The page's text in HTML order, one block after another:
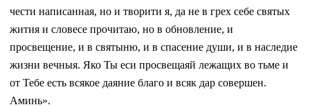
чести написанная, но и творити я, да не в грех себе святых
жития и словесе прочитаю, но в обновление, и
просвещение, и в святыню, и в спасение души, и в наследие
жизни вечныя. Яко Ты еси просвещаяй лежащих во тьме и
от Тебе есть всякое даяние благо и всяк дар совершен.
Аминь».